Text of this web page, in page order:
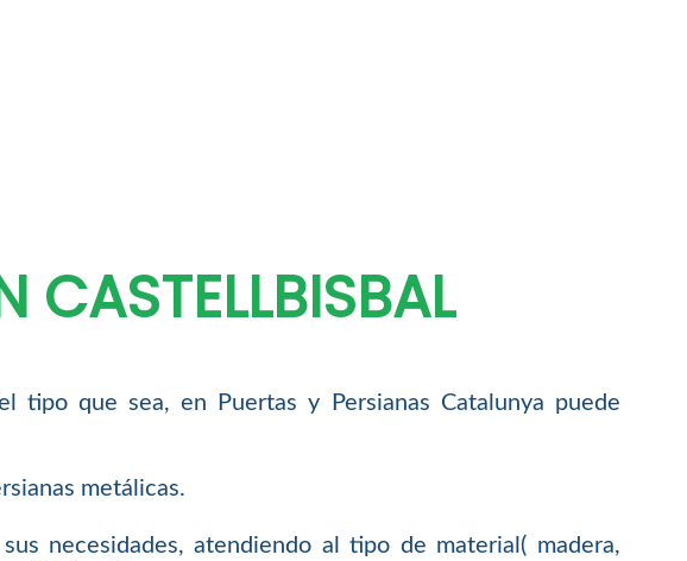
CASTELLBISBAL
tipo que sea, en Puertas y Persianas Catalunya puede
metálicas.
necesidades, atendiendo al tipo de material( madera,